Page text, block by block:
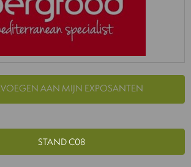
AAN MIJN EXPOSANTEN
STAND C08